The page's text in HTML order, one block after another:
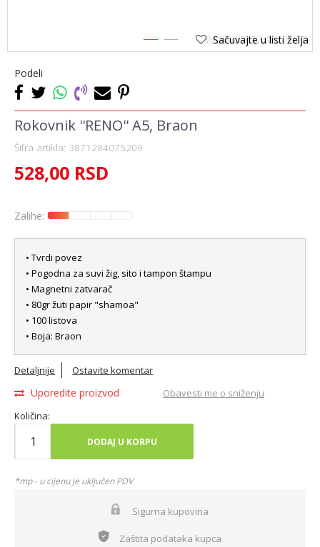
1 2 Sačuvajte u listi želja
Podeli
Rokovnik ''RENO'' A5, Braon
Šifra artikla: 3871284075209
528,00 RSD
Zalihe:
• Tvrdi povez
• Pogodna za suvi žig, sito i tampon štampu
• Magnetni zatvarač
• 80gr žuti papir "shamoa"
• 100 listova
• Boja: Braon
Detaljnije Ostavite komentar
Uporedite proizvod
Obavesti me o sniženju
Količina:
DODAJ U KORPU
*mp - u cijenu je uključen PDV
Sigurna kupovina
Zaštita podataka kupca